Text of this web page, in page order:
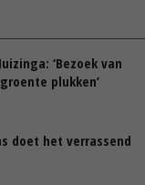
‘Bezoek van
plukken’
doet het verrassend